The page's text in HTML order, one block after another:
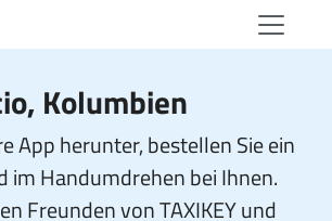
Kolumbien
App herunter, bestellen Sie ein
im Handumdrehen bei Ihnen.
Freunden von TAXIKEY und